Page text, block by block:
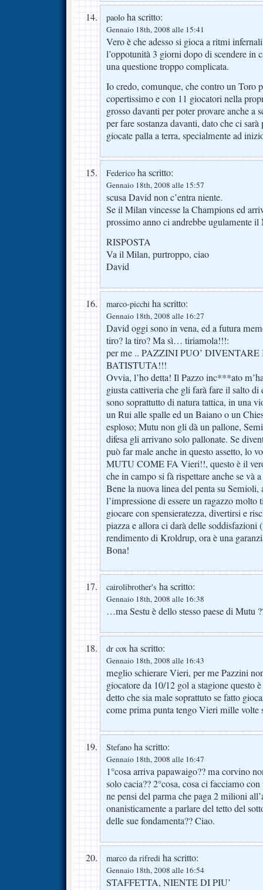
paolo ha scritto:
Gennaio 18th, 2008 alle 15:41
Vero è che adesso si gioca a ritmi
l’oppotunità 3 giorni dopo di scendere in
una questione troppo complicata.
Io credo, comunque, che contro un Toro
copertissimo e con 11 giocatori nella
grosso davanti per poter provare anche a
per fare sostanza davanti, dato che ci
giocate palla a terra, specialmente ad
Federico ha scritto:
Gennaio 18th, 2008 alle 15:57
scusa David non c’entra niente.
Se il Milan vincesse la Champions ed
prossimo anno ci andrebbe ugulamente
RISPOSTA
Va il Milan, purtroppo, ciao
David
marco-picchi ha scritto:
Gennaio 18th, 2008 alle 16:27
David oggi sono in vena, ed a futura
tiro? la tiro? Ma sì… tiriamola!!!:
per me .. PAZZINI PUO’
BATISTUTA!!!
Ovvia, l’ho detta! Il Pazzo inc***ato
giusta cattiveria che gli farà fare il salto
sono soprattutto di natura tattica, in una
un Rui alle spalle ed un Baiano o un
esploso; Mutu non gli dà un pallone,
difesa gli arrivano solo pallonate. Se
può far male anche in questo assetto, lo
MUTU COME FA Vieri!!, questo è il
che in campo si fà rispettare anche se và
Bene la nuova linea del penta su Semioli,
l’impressione di essere un ragazzo molto
giocare con spensieratezza, divertirsi e
piazza e allora ci darà delle soddisfazioni
rendimento di Kroldrup, ora è una
Bona!
cairolibrother's ha scritto:
Gennaio 18th, 2008 alle 16:38
…ma Sestu è dello stesso paese di Mutu
dr cox ha scritto:
Gennaio 18th, 2008 alle 16:43
meglio schierare Vieri, per me Pazzini
giocatore da 10/12 gol a stagione questo
detto che sia male soprattuto se fatto
come prima punta tengo Vieri mille
Stefano ha scritto:
Gennaio 18th, 2008 alle 16:47
1°cosa arriva papawaigo?? ma corvino
solo cacia?? 2°cosa, cosa ci facciamo
ne pensi del parma che paga 2 milioni
onanisticamente a parlare del tetto del
delle sue fondamenta?? Ciao.
marco da rifredi ha scritto:
Gennaio 18th, 2008 alle 16:54
STAFFETTA, NIENTE DI PIU’